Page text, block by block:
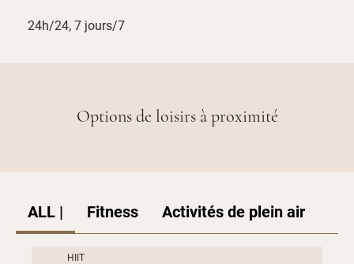
24h/24, 7 jours/7
Options de loisirs à proximité
ALL | Fitness Activités de plein air
HIIT